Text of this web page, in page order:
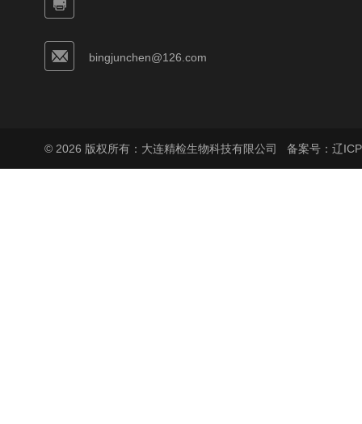
bingjunchen@126.com
© 2026 版权所有：大连精检生物科技有限公司 备案号：辽